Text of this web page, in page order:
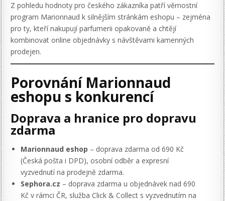
Z pohledu hodnoty pro českého zákazníka patří věrnostní
program Marionnaud k silnějším stránkám eshopu – zejména
pro ty, kteří nakupují parfumerii opakovaně a chtějí
kombinovat online objednávky s návštěvami kamenných
prodejen.
Porovnání Marionnaud
eshopu s konkurencí
Doprava a hranice pro dopravu
zdarma
Marionnaud eshop – doprava zdarma od 690 Kč
(Česká pošta i DPD), osobní odběr a expresní
vyzvednutí na prodejně zdarma.
Sephora.cz – doprava zdarma u objednávek nad 690
Kč v rámci ČR, služba Click & Collect s vyzvednutím na